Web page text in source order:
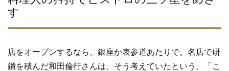
す
店をオープンするなら、銀座か表参道あたりで。名店で研
鑽を積んだ和田倫行さんは、そう考えていたという。「こ